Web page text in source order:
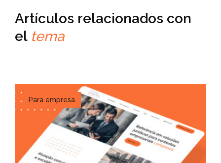
Artículos relacionados con
el tema
Para empresa